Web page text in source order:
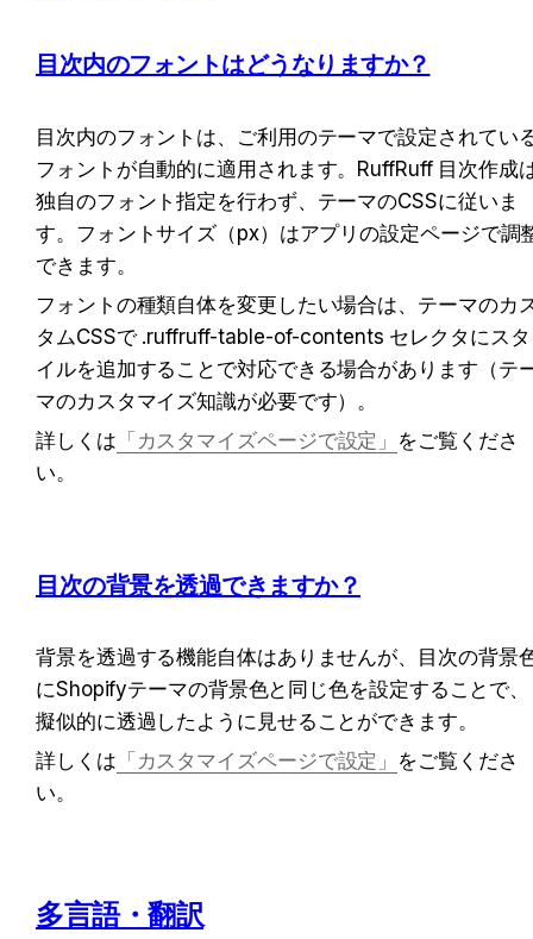
目次内のフォントはどうなりますか？
目次内のフォントは、ご利用のテーマで設定されてい
フォントが自動的に適用されます。RuffRuff 目次作成
独自のフォント指定を行わず、テーマのCSSに従いま
す。フォントサイズ（px）はアプリの設定ページで調
できます。
フォントの種類自体を変更したい場合は、テーマのカ
タムCSSで .ruffruff-table-of-contents セレクタにスタ
イルを追加することで対応できる場合があります（テ
マのカスタマイズ知識が必要です）。
詳しくは 「カスタマイズページで設定」 をご覧くださ
い。
目次の背景を透過できますか？
背景を透過する機能自体はありませんが、目次の背景
にShopifyテーマの背景色と同じ色を設定することで、
擬似的に透過したように見せることができます。
詳しくは 「カスタマイズページで設定」 をご覧くださ
い。
多言語・翻訳